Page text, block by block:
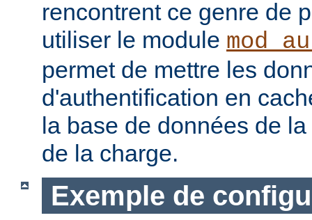
rencontrent ce genre de
utiliser le module
permet de mettre les
d'authentification en
la base de données de
de la charge.
Exemple de